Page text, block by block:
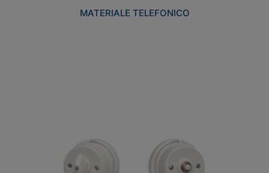
MATERIALE TELEFONICO